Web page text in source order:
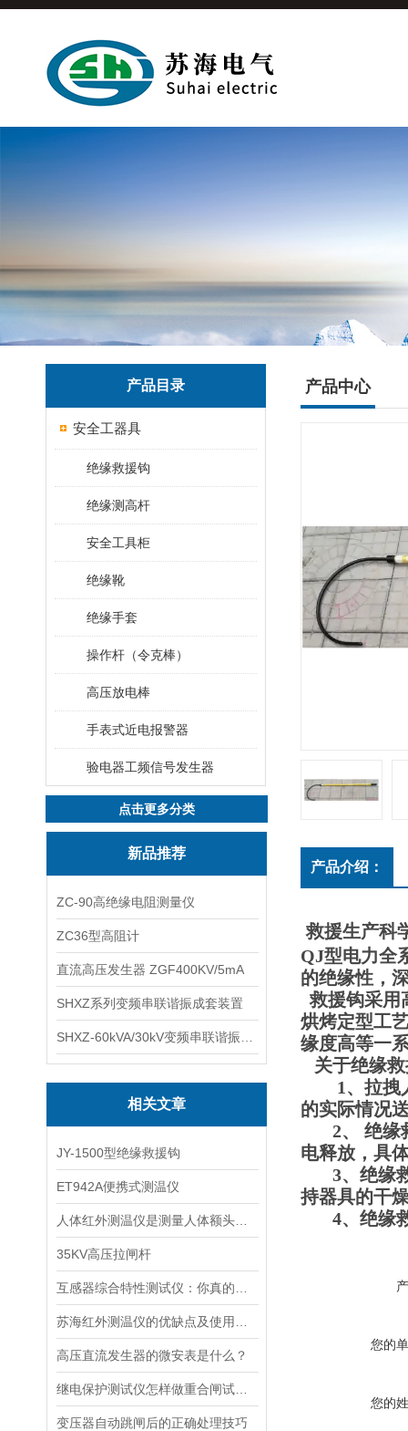
产品目录
安全工器具
绝缘救援钩
绝缘测高杆
安全工具柜
绝缘靴
绝缘手套
操作杆（令克棒）
高压放电棒
手表式近电报警器
验电器工频信号发生器
点击更多分类
新品推荐
ZC-90高绝缘电阻测量仪
ZC36型高阻计
直流高压发生器 ZGF400KV/5mA
SHXZ系列变频串联谐振成套装置
相关文章
JY-1500型绝缘救援钩
ET942A便携式测温仪
35KV高压拉闸杆
高压直流发生器的微安表是什么？
变压器自动跳闸后的正确处理技巧
产品中心
产品介绍：
救援生产科
QJ型电力全
的绝缘性，
救援钩采用
烘烤定型工
缘度高等一
关于绝缘
1、拉拽人
的实际情况
2、 绝缘救
电释放，具
3、绝缘救
持器具的干
4、绝缘救
您的
您的